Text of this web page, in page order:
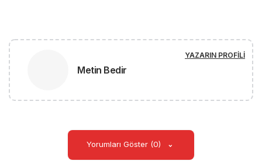
Metin Bedir
YAZARIN PROFILI
Yorumları Göster (0)